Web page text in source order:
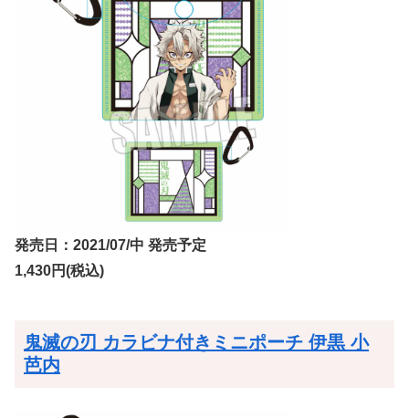
発売日：2021/07/中 発売予定
1,430円(税込)
鬼滅の刃 カラビナ付きミニポーチ 伊黒 小
芭内